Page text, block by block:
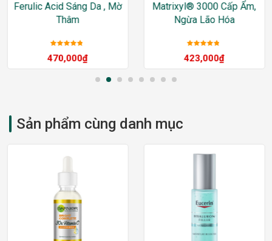
Ferulic Acid Sáng Da , Mờ
Thâm
hạng5sao
470,000₫
Matrixyl®️ 3000 Cấp Ẩm,
Ngừa Lão Hóa
hạng5sao
423,000₫
Sản phẩm cùng danh mục